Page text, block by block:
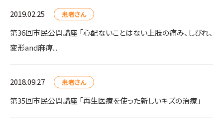
2019.02.25 患者さん
第36回市民公開講座 「心配ないことはない上肢の痛み、しびれ、
変形and麻痺...
2018.09.27 患者さん
第35回市民公開講座 「再生医療を使った新しいキズの治療」